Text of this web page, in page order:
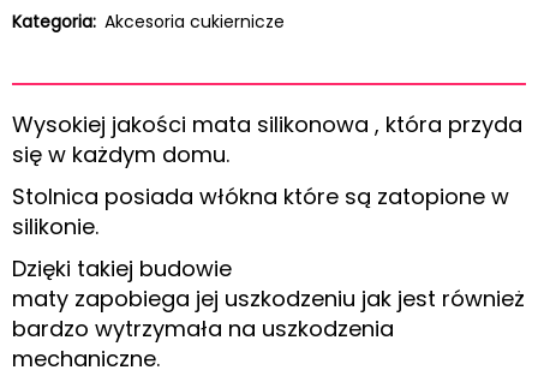
Kategoria: Akcesoria cukiernicze
Wysokiej jakości mata silikonowa , która przyda
się w każdym domu.
Stolnica posiada włókna które są zatopione w
silikonie.
Dzięki takiej budowie
maty zapobiega jej uszkodzeniu jak jest również
bardzo wytrzymała na uszkodzenia
mechaniczne.